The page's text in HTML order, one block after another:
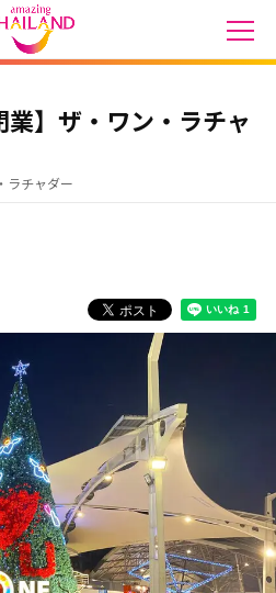
業】ザ・ワン・ラチャ
ラチャダー